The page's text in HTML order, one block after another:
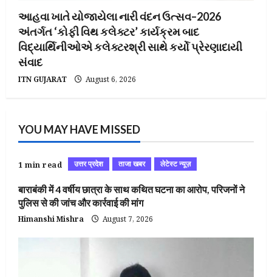
આહવા ખાતે યોજાયેલા નારી વંદન ઉત્સવ–2026
અંતર્ગત ‘કોફી વિથ કલેક્ટર’ કાર્યક્રમ બાદ
વિદ્યાર્થિનીઓએ કલેક્ટરશ્રી સાથે કર્યો પ્રેરણાદાયી
સંવાદ
ITN GUJARAT August 6, 2026
YOU MAY HAVE MISSED
1 min read उत्तर प्रदेश ताजा खबर लेटेस्ट न्यूज़
बाराबंकी में 4 वर्षीय छात्रा के साथ कथित घटना का आरोप, परिजनों ने
पुलिस से की जांच और कार्रवाई की मांग
Himanshi Mishra August 7, 2026